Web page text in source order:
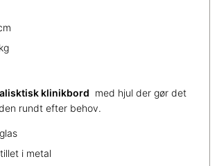
klinikbord med hjul der gør det
rundt efter behov.
i metal